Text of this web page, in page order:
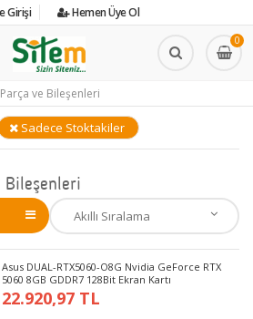
Girişi Hemen Üye Ol
0
ve Bileşenleri
Sadece Stoktakiler
Asus DUAL-RTX5060-O8G Nvidia GeForce RTX
5060 8GB GDDR7 128Bit Ekran Kartı
22.920,97 TL